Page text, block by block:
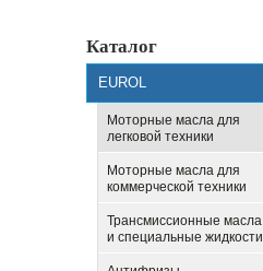
Каталог
EUROL
Моторные масла для
легковой техники
Моторные масла для
коммерческой техники
Трансмиссионные масла
и специальные жидкости